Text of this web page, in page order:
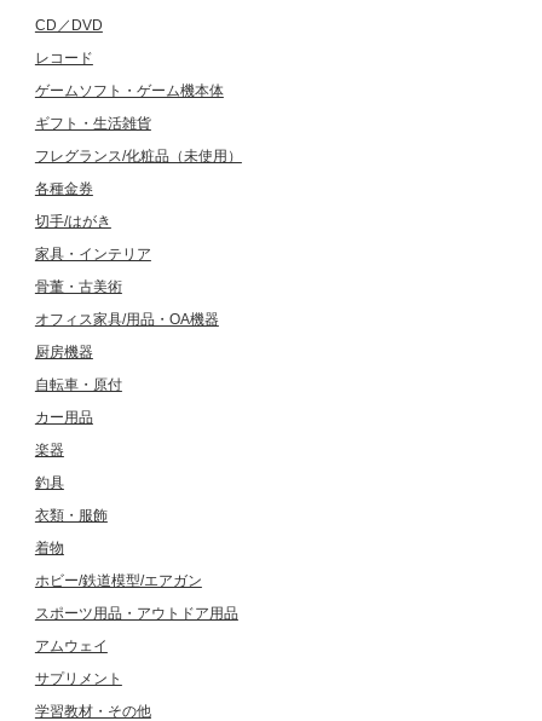
CD／DVD
レコード
ゲームソフト・ゲーム機本体
ギフト・生活雑貨
フレグランス/化粧品（未使用）
各種金券
切手/はがき
家具・インテリア
骨董・古美術
オフィス家具/用品・OA機器
厨房機器
自転車・原付
カー用品
楽器
釣具
衣類・服飾
着物
ホビー/鉄道模型/エアガン
スポーツ用品・アウトドア用品
アムウェイ
サプリメント
学習教材・その他